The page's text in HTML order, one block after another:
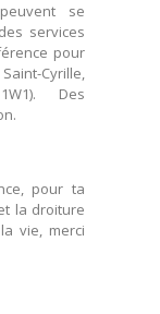
se
services
pour
Cyrille,
Des
pour ta
la droiture
vie, merci